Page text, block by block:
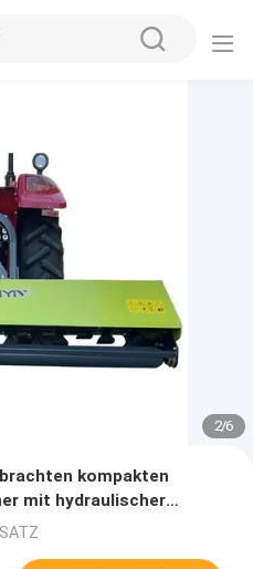
2/6
kompakten
mit hydraulischer